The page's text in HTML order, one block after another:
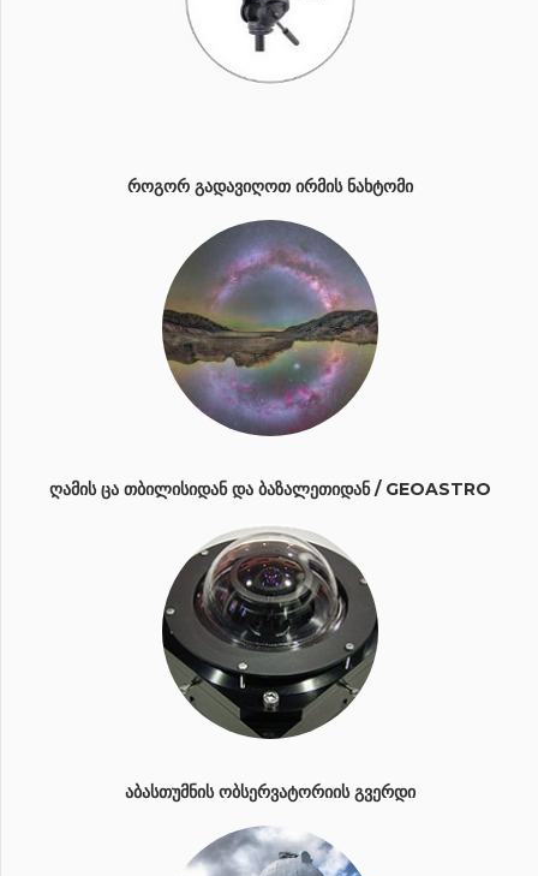
ᲠᲝᲒᲝᲠ ᲒᲐᲓᲐᲕᲘᲦᲝᲗ ᲘᲠᲛᲘᲡ ᲜᲐᲮᲢᲝᲛᲘ
ᲦᲐᲛᲘᲡ ᲪᲐ ᲗᲑᲘᲚᲘᲡᲘᲓᲐᲜ ᲓᲐ ᲑᲐᲖᲐᲚᲔᲗᲘᲓᲐᲜ / GEOASTRO
ᲐᲑᲐᲡᲗᲣᲛᲜᲘᲡ ᲝᲑᲡᲔᲠᲕᲐᲢᲝᲠᲘᲘᲡ ᲒᲕᲔᲠᲓᲘ